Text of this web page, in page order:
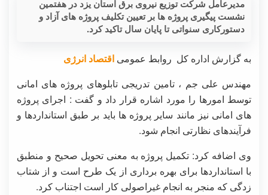
مدیرعامل شرکت توزیع نیروی برق استان یزد در هفتمین
نشست پیگیری پروژه ها بر تعیین تکلیف پروژه های آزاد و
دستورکاری سنواتی تا پایان سال تاکید کرد.
به گزارش اداره کل روابط عمومی اقتصاد انرژی
مهندس علی جم ، تامین تدریجی تابلوهای پروژه های امانی
توسط امورها را مورد اشاره قرار داد و گفت : اجرای پروژه
های امانی نیز مانند سایر پروژه ها باید بر طبق استانداردها و
فرآیندهای نظارتی انجام شود.
وی اضافه کرد: تکمیل پروژه به معنی تحویل صحیح و منطبق
با استانداردها برای بهره برداری از یک طرح است و از شتاب
زدگی که منجر به انجام غیراصولی کار است اجتناب کرد.